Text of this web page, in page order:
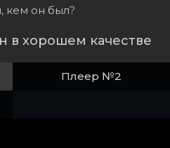
кем он был?
в хорошем качестве
Плеер №2